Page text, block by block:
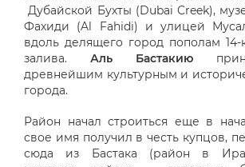
Дубайской Бухты (Dubai Creek),
Фахиди (Al Fahidi) и улицей
вдоль делящего город пополам 14-
залива. Аль Бастакию
древнейшим культурным и
города.
Район начал строиться еще в
свое имя получил в честь купцов,
сюда из Бастака (район в